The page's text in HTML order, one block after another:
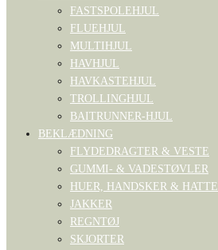
FASTSPOLEHJUL
FLUEHJUL
MULTIHJUL
HAVHJUL
HAVKASTEHJUL
TROLLINGHJUL
BAITRUNNER-HJUL
BEKLÆDNING
FLYDEDRAGTER & VESTE
GUMMI- & VADESTØVLER
HUER, HANDSKER & HATTE
JAKKER
REGNTØJ
SKJORTER